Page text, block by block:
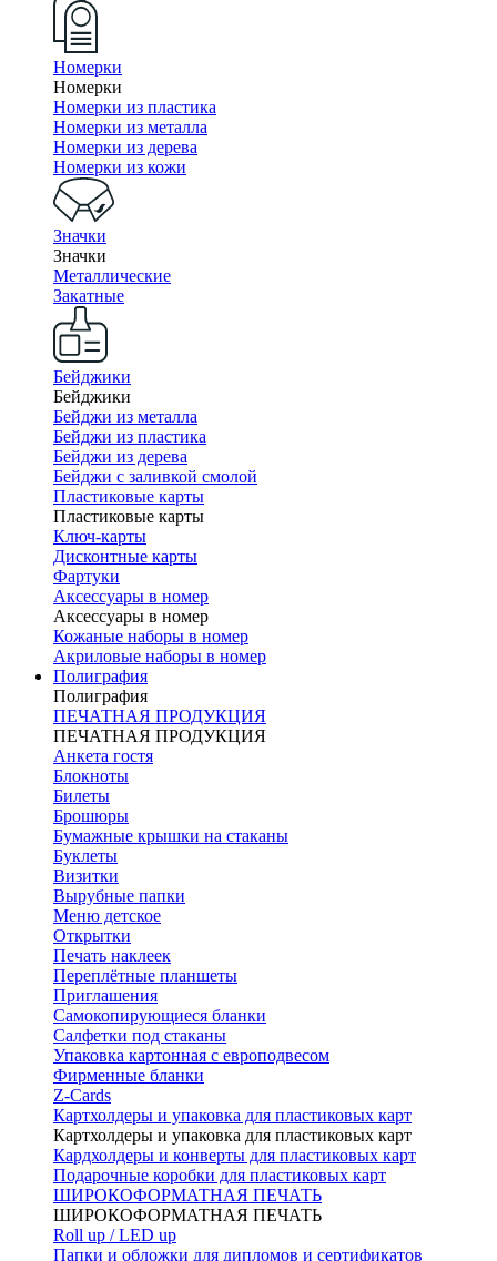
Номерки
Номерки
Номерки из пластика
Номерки из металла
Номерки из дерева
Номерки из кожи
Значки
Значки
Металлические
Закатные
Бейджики
Бейджики
Бейджи из металла
Бейджи из пластика
Бейджи из дерева
Бейджи с заливкой смолой
Пластиковые карты
Пластиковые карты
Ключ-карты
Дисконтные карты
Фартуки
Аксессуары в номер
Аксессуары в номер
Кожаные наборы в номер
Акриловые наборы в номер
Полиграфия
Полиграфия
ПЕЧАТНАЯ ПРОДУКЦИЯ
ПЕЧАТНАЯ ПРОДУКЦИЯ
Анкета гостя
Блокноты
Билеты
Брошюры
Бумажные крышки на стаканы
Буклеты
Визитки
Вырубные папки
Меню детское
Открытки
Печать наклеек
Переплётные планшеты
Приглашения
Самокопирующиеся бланки
Салфетки под стаканы
Упаковка картонная с европодвесом
Фирменные бланки
Z-Cards
Картхолдеры и упаковка для пластиковых карт
Картхолдеры и упаковка для пластиковых карт
Кардхолдеры и конверты для пластиковых карт
Подарочные коробки для пластиковых карт
ШИРОКОФОРМАТНАЯ ПЕЧАТЬ
ШИРОКОФОРМАТНАЯ ПЕЧАТЬ
Roll up / LED up
Папки и обложки для дипломов и сертификатов